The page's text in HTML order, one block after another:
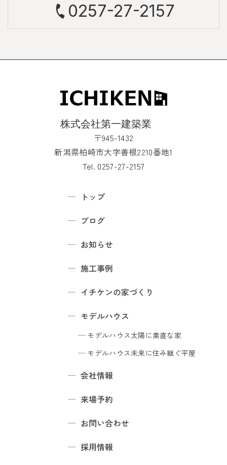
0257-27-2157
〒945-1432
新潟県柏崎市大字善根2210番地1
Tel. 0257-27-2157
トップ
ブログ
お知らせ
施工事例
イチケンの家づくり
モデルハウス
モデルハウス太陽に素直な家
モデルハウス未来に住み継ぐ平屋
会社情報
来場予約
お問い合わせ
採用情報